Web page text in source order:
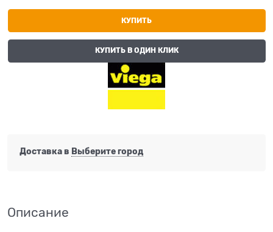
КУПИТЬ
КУПИТЬ В ОДИН КЛИК
Доставка в Выберите город
Описание